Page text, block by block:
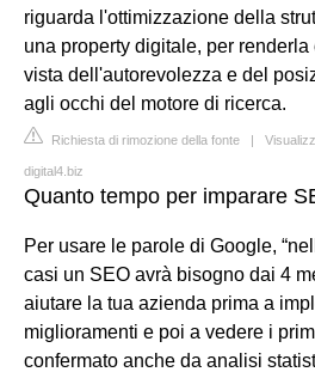
riguarda l'ottimizzazione della
una property digitale, per
vista dell'autorevolezza e del
agli occhi del motore di ricerca.
Richiesta di rimozione della fonte |
digital4.biz
Quanto tempo per imparare
Per usare le parole di Google,
casi un SEO avrà bisogno dai 4
aiutare la tua azienda prima a
miglioramenti e poi a vedere i
confermato anche da analisi